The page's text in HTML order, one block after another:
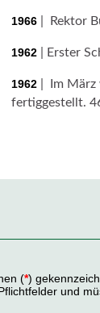
1966 | Rektor
1962 | Erster
1962 | Im März
fertiggestellt.
(*)
und